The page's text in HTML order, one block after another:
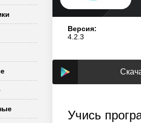
Версия:
4.2.3
Учись